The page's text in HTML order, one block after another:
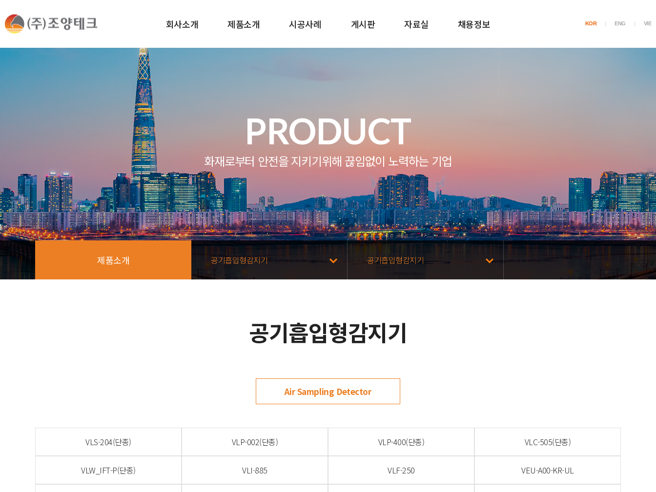
KOR ENG VIE
회사소개 제품소개 시공사례 게시판 자료실 채용정보
PRODUCT
화재로부터 안전을 지키기위해 끊임없이 노력하는 기업
제품소개 공기흡입형감지기 공기흡입형감지기
공기흡입형감지기
Air Sampling Detector
VLS-204(단종) VLP-002(단종) VLP-400(단종) VLC-505(단종)
VLW_IFT-P(단종) VLI-885 VLF-250 VEU-A00-KR-UL